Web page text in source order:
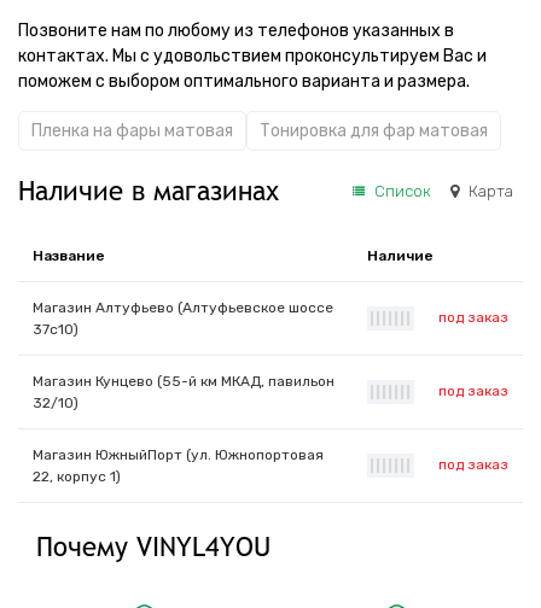
Позвоните нам по любому из телефонов указанных в
контактах. Мы с удовольствием проконсультируем Вас и
поможем с выбором оптимального варианта и размера.
Пленка на фары матовая Тонировка для фар матовая
Наличие в магазинах Список Карта
Название Наличие
Магазин Алтуфьево (Алтуфьевское шоссе
37с10)
под заказ
Магазин Кунцево (55-й км МКАД, павильон
32/10)
под заказ
Магазин ЮжныйПорт (ул. Южнопортовая
22, корпус 1)
под заказ
Почему VINYL4YOU